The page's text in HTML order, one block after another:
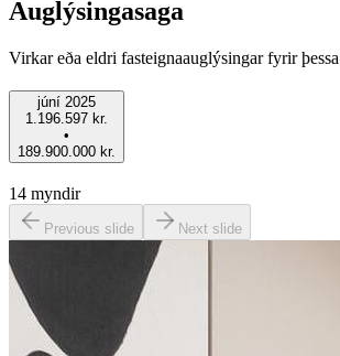
Auglýsingasaga
Virkar eða eldri fasteignaauglýsingar fyrir
júní 2025
1.196.597 kr.
•
189.900.000 kr.
14 myndir
Previous slide Next slide